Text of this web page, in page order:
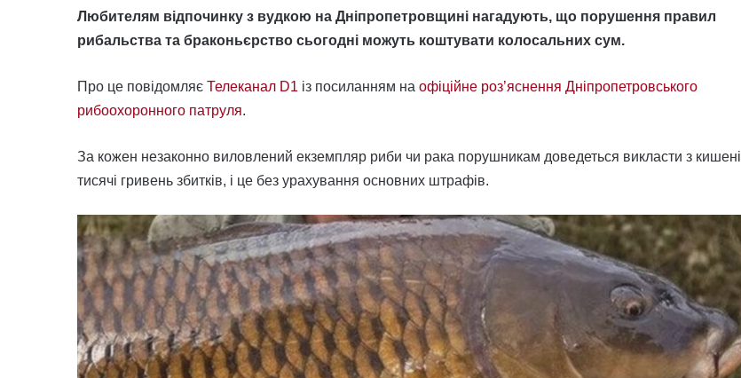
Любителям відпочинку з вудкою на Дніпропетровщині нагадують, що порушення правил
рибальства та браконьєрство сьогодні можуть коштувати колосальних сум.
Про це повідомляє Телеканал D1 із посиланням на офіційне роз’яснення Дніпропетровського
рибоохоронного патруля.
За кожен незаконно виловлений екземпляр риби чи рака порушникам доведеться викласти з кишені
тисячі гривень збитків, і це без урахування основних штрафів.